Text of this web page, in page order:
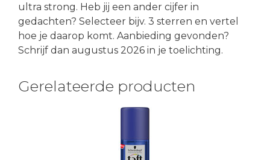
ultra strong. Heb jij een ander cijfer in
gedachten? Selecteer bijv. 3 sterren en vertel
hoe je daarop komt. Aanbieding gevonden?
Schrijf dan augustus 2026 in je toelichting.
Gerelateerde producten